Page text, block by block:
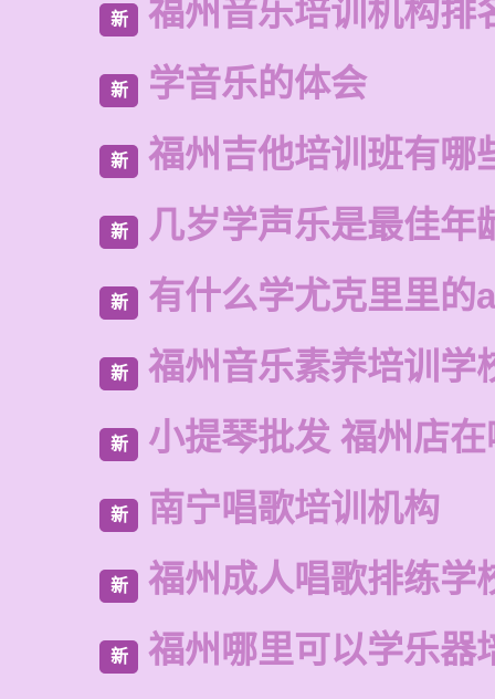
新 福州音乐培训机构排
新 学音乐的体会
新 福州吉他培训班有哪
新 几岁学声乐是最佳年
新 有什么学尤克里里的
新 福州音乐素养培训学
新 小提琴批发 福州店
新 南宁唱歌培训机构
新 福州成人唱歌排练学
新 福州哪里可以学乐器